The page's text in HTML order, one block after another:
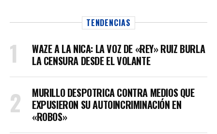
TENDENCIAS
WAZE A LA NICA: LA VOZ DE «REY» RUIZ BURLA
LA CENSURA DESDE EL VOLANTE
MURILLO DESPOTRICA CONTRA MEDIOS QUE
EXPUSIERON SU AUTOINCRIMINACIÓN EN
«ROBOS»